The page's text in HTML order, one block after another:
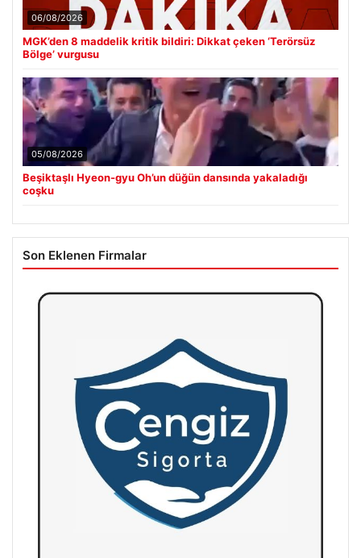
06/08/2026
MGK’den 8 maddelik kritik bildiri: Dikkat çeken ‘Terörsüz
Bölge’ vurgusu
05/08/2026
Beşiktaşlı Hyeon-gyu Oh’un düğün dansında yakaladığı
coşku
Son Eklenen Firmalar